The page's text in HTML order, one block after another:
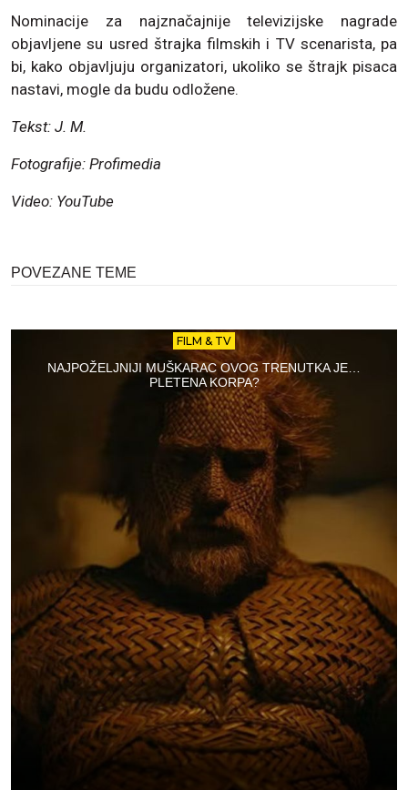
Nominacije za najznačajnije televizijske nagrade
objavljene su usred štrajka filmskih i TV scenarista, pa
bi, kako objavljuju organizatori, ukoliko se štrajk pisaca
nastavi, mogle da budu odložene.
Tekst: J. M.
Fotografije: Profimedia
Video: YouTube
POVEZANE TEME
FILM & TV
NAJPOŽELJNIJI MUŠKARAC OVOG TRENUTKA JE…
PLETENA KORPA?